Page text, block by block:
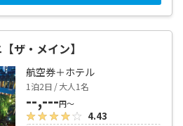
ザ・メイン】
航空券＋ホテル
1泊2日 / 大人1名
--,---円～
4.43